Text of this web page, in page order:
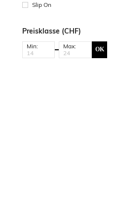
Slip On
Preisklasse (CHF)
Min: Max: OK